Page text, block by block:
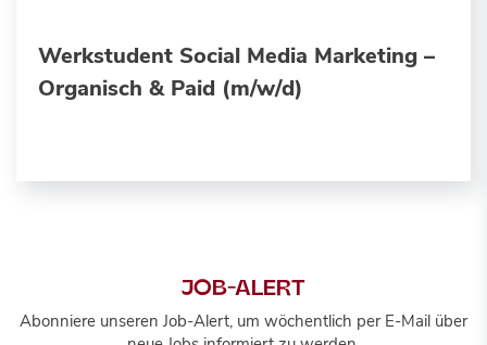
Werkstudent Social Media Marketing –
Organisch & Paid (m/w/d)
JOB-ALERT
Abonniere unseren Job-Alert, um wöchentlich per E-Mail über